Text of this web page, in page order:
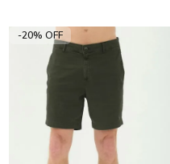
-20% OFF